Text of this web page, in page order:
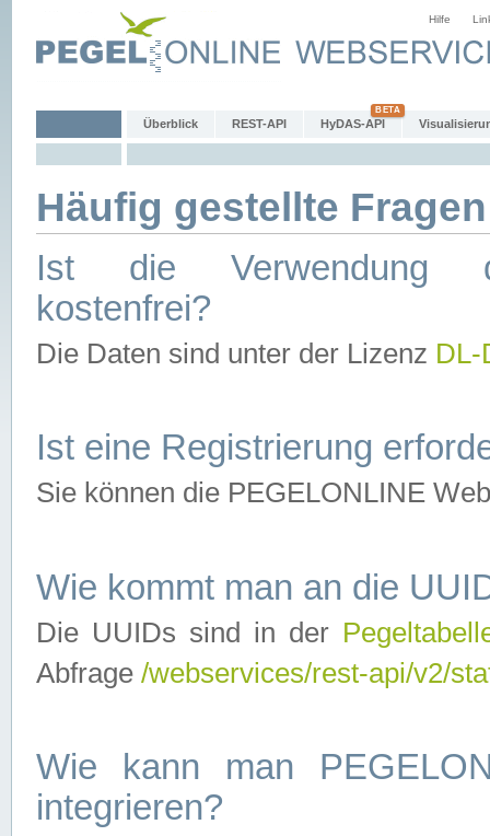
Hilfe
Überblick REST-API HyDAS-API
Häufig gestellte
Ist die Verwendung
kostenfrei?
Die Daten sind unter der Lizenz
Ist eine Registrierung
Sie können die PEGELONLINE
Wie kommt man an die
Die UUIDs sind in der
Abfrage /webservices/rest-api/v2/
Wie kann man
integrieren?